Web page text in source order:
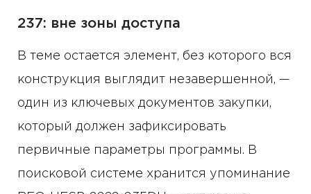
237: вне зоны доступа
В теме остается элемент, без которого вся
конструкция выглядит незавершенной, —
один из ключевых документов закупки,
который должен зафиксировать
первичные параметры программы. В
поисковой системе хранится упоминание